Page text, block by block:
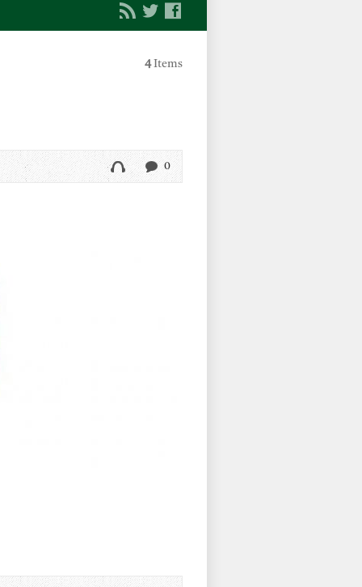
4Items
0